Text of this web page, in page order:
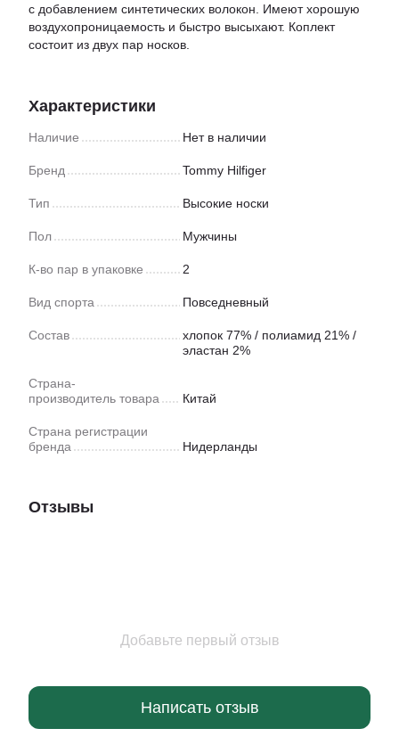
с добавлением синтетических волокон. Имеют хорошую
воздухопроницаемость и быстро высыхают. Коплект
состоит из двух пар носков.
Характеристики
Наличие Нет в наличии
Бренд Tommy Hilfiger
Тип Высокие носки
Пол Мужчины
К-во пар в упаковке 2
Вид спорта Повседневный
Состав
хлопок 77% / полиамид 21% /
эластан 2%
Страна-
производитель товара
Китай
Страна регистрации
бренда
Нидерланды
Отзывы
Добавьте первый отзыв
Написать отзыв